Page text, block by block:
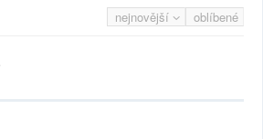
nejnovější oblíbené